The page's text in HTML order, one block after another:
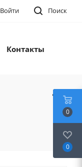
Поиск
Войти
Контакты
0
0